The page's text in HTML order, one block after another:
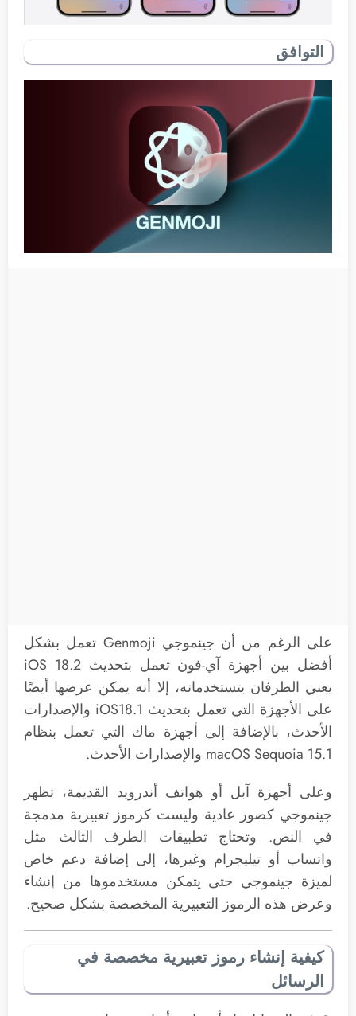
التوافق
على الرغم من أن جينموجي Genmoji تعمل بشكل
أفضل بين أجهزة آي-فون تعمل بتحديث iOS 18.2
يعني الطرفان يتستخدمانه، إلا أنه يمكن عرضها أيضًا
على الأجهزة التي تعمل بتحديث iOS18.1 والإصدارات
الأحدث، بالإضافة إلى أجهزة ماك التي تعمل بنظام
macOS Sequoia 15.1 والإصدارات الأحدث.
وعلى أجهزة آبل أو هواتف أندرويد القديمة، تظهر
جينموجي كصور عادية وليست كرموز تعبيرية مدمجة
في النص. وتحتاج تطبيقات الطرف الثالث مثل
واتساب أو تيليجرام وغيرها، إلى إضافة دعم خاص
لميزة جينموجي حتى يتمكن مستخدموها من إنشاء
وعرض هذه الرموز التعبيرية المخصصة بشكل صحيح.
كيفية إنشاء رموز تعبيرية مخصصة في
الرسائل